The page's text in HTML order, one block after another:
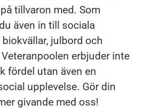
tillvaron med. Som
även in till sociala
julbord och
erbjuder inte
fördel utan även en
upplevelse. Gör din
givande med oss!